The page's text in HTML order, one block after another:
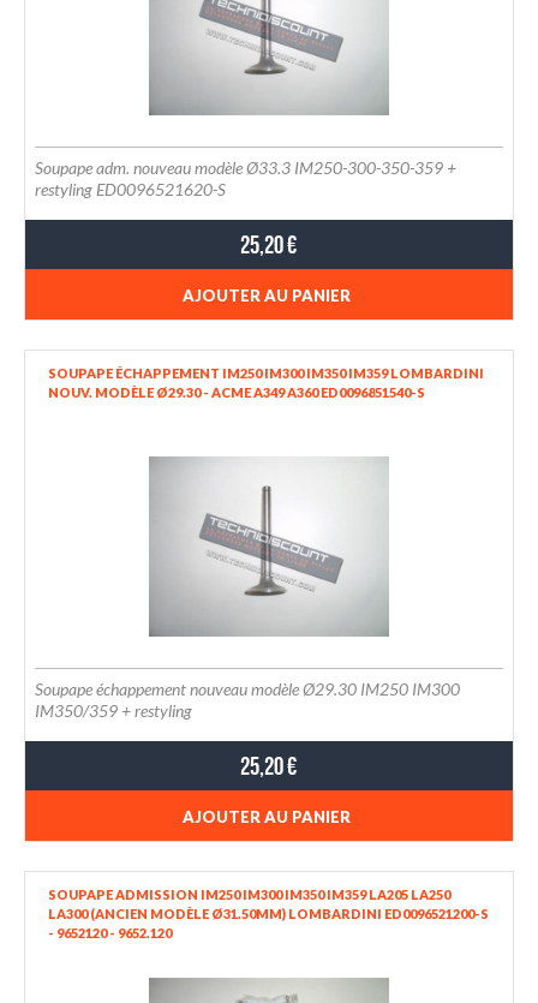
Soupape adm. nouveau modèle Ø33.3 IM250-300-350-359 +
restyling ED0096521620-S
25,20 €
AJOUTER AU PANIER
SOUPAPE ÉCHAPPEMENT IM250 IM300 IM350 IM359 LOMBARDINI
NOUV. MODÈLE Ø29.30 - ACME A349 A360 ED0096851540-S
Soupape échappement nouveau modèle Ø29.30 IM250 IM300
IM350/359 + restyling
25,20 €
AJOUTER AU PANIER
SOUPAPE ADMISSION IM250 IM300 IM350 IM359 LA205 LA250
LA300 (ANCIEN MODÈLE Ø31.50MM) LOMBARDINI ED0096521200-S
- 9652120 - 9652.120